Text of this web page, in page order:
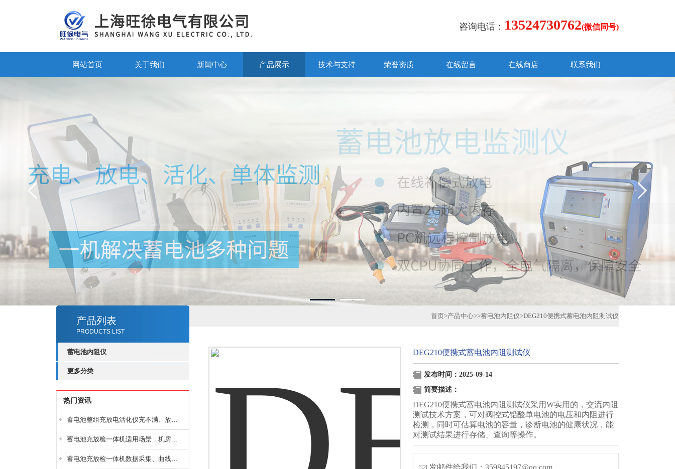
咨询电话： 13524730762(微信同号)
网站首页 关于我们 新闻中心 产品展示 技术与支持 荣誉资质 在线留言 在线商店 联系我们
1 2
产品列表
PRODUCTS LIST
蓄电池内阻仪
更多分类
热门资讯
蓄电池整组充放电活化仪充不满、放不完怎么办？
蓄电池充放检一体机适用场景，机房基站变电站铅酸蓄电池维护检测应用
蓄电池充放检一体机数据采集、曲线分析与电池健康状态智能评估功能详解
首页>产品中心>>蓄电池内阻仪>DEG210便携式蓄电池内阻测试仪
DEG210便携式蓄电池内阻测试仪
发布时间：2025-09-14
简要描述：
DEG210便携式蓄电池内阻测试仪采用W实用的，交流内阻
测试技术方案，可对阀控式铅酸单电池的电压和内阻进行
检测，同时可估算电池的容量，诊断电池的健康状况，能
对测试结果进行存储、查询等操作。
发邮件给我们：359845197@qq.com